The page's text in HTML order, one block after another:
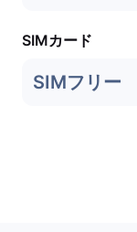
SIMカード
SIMフリー